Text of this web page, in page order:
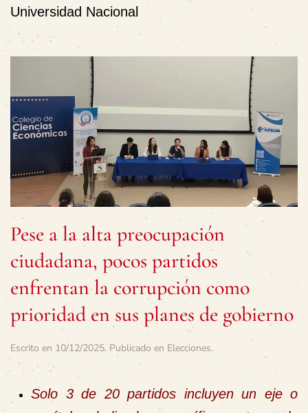
Universidad Nacional
Pese a la alta preocupación
ciudadana, pocos partidos
enfrentan la corrupción como
prioridad en sus planes de gobierno
Escrito en 10/12/2025. Publicado en Elecciones.
Solo 3 de 20 partidos incluyen un eje o